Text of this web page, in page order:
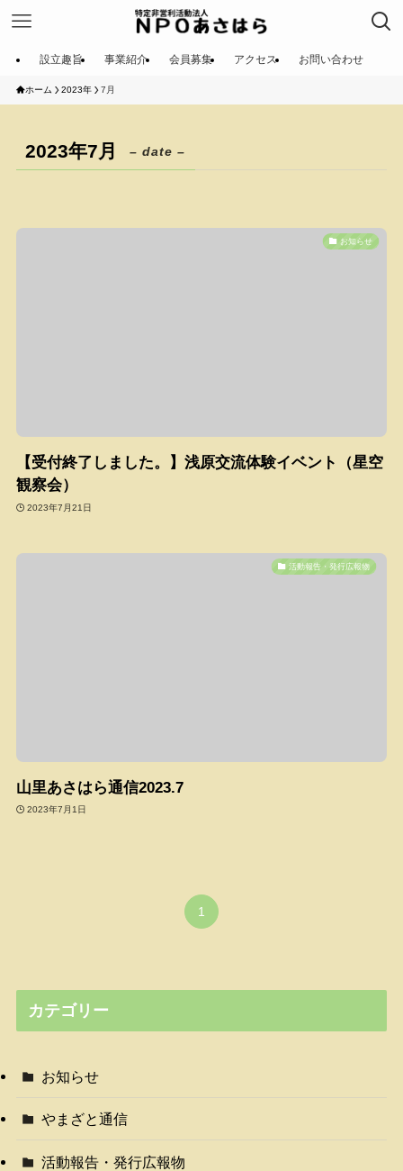
設立趣旨 事業紹介 会員募集 アクセス お問い合わせ
ホーム 2023年 7月
2023年7月 – date –
お知らせ
【受付終了しました。】浅原交流体験イベント（星空
観察会）
2023年7月21日
活動報告・発行広報物
山里あさはら通信2023.7
2023年7月1日
1
カテゴリー
お知らせ
やまざと通信
活動報告・発行広報物